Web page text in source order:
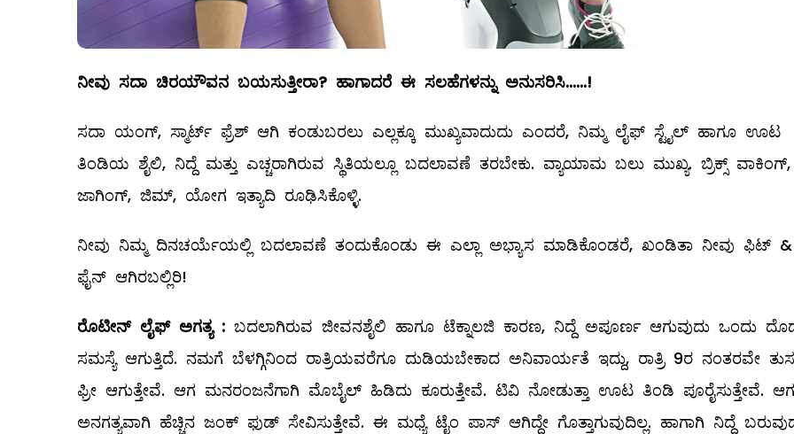
ನೀವು ಸದಾ ಚಿರಯೌವನ ಬಯಸುತ್ತೀರಾ? ಹಾಗಾದರೆ ಈ ಸಲಹೆಗಳನ್ನು ಅನುಸರಿಸಿ......!
ಸದಾ ಯಂಗ್‌, ಸ್ಮಾರ್ಟ್‌ ಫ್ರೆಶ್‌ ಆಗಿ ಕಂಡುಬರಲು ಎಲ್ಲಕ್ಕೂ ಮುಖ್ಯವಾದುದು ಎಂದರೆ, ನಿಮ್ಮ ಲೈಫ್‌ ಸ್ಟೈಲ್ ‌ಹಾಗೂ ಊಟ
ತಿಂಡಿಯ ಶೈಲಿ, ನಿದ್ದೆ ಮತ್ತು ಎಚ್ಚರಾಗಿರುವ ಸ್ಥಿತಿಯಲ್ಲೂ ಬದಲಾವಣೆ ತರಬೇಕು. ವ್ಯಾಯಾಮ ಬಲು ಮುಖ್ಯ. ಬ್ರಿಕ್ಸ್ ವಾಕಿಂಗ್‌,
ಜಾಗಿಂಗ್‌, ಜಿಮ್, ಯೋಗ ಇತ್ಯಾದಿ ರೂಢಿಸಿಕೊಳ್ಳಿ.
ನೀವು ನಿಮ್ಮ ದಿನಚರ್ಯೆಯಲ್ಲಿ ಬದಲಾವಣೆ ತಂದುಕೊಂಡು ಈ ಎಲ್ಲಾ ಅಭ್ಯಾಸ ಮಾಡಿಕೊಂಡರೆ, ಖಂಡಿತಾ ನೀವು ಫಿಟ್‌ &
ಫೈನ್‌ ಆಗಿರಬಲ್ಲಿರಿ!
ರೊಟೀನ್‌ ಲೈಫ್‌ ಅಗತ್ಯ: ಬದಲಾಗಿರುವ ಜೀವನಶೈಲಿ ಹಾಗೂ ಟೆಕ್ನಾಲಜಿ ಕಾರಣ, ನಿದ್ದೆ ಅಪೂರ್ಣ ಆಗುವುದು ಒಂದು
ಸಮಸ್ಯೆ ಆಗುತ್ತಿದೆ. ನಮಗೆ ಬೆಳಗ್ಗಿನಿಂದ ರಾತ್ರಿಯವರೆಗೂ ದುಡಿಯಬೇಕಾದ ಅನಿವಾರ್ಯತೆ ಇದ್ದು, ರಾತ್ರಿ 9ರ ನಂತರವೇ
ಫ್ರೀ ಆಗುತ್ತೇವೆ. ಆಗ ಮನರಂಜನೆಗಾಗಿ ಮೊಬೈಲ್ ‌ಹಿಡಿದು ಕೂರುತ್ತೇವೆ. ಟಿವಿ ನೋಡುತ್ತಾ ಊಟ ತಿಂಡಿ ಪೂರೈಸುತ್ತೇವೆ. ಆಗ
ಅನಗತ್ಯವಾಗಿ ಹೆಚ್ಚಿನ ಜಂಕ್‌ ಫುಡ್‌ ಸೇವಿಸುತ್ತೇವೆ. ಈ ಮಧ್ಯೆ ಟೈಂ ಪಾಸ್‌ ಆಗಿದ್ದೇ ಗೊತ್ತಾಗುವುದಿಲ್ಲ. ಹಾಗಾಗಿ ನಿದ್ದೆ